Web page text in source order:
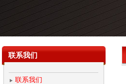
联系我们
联系我们